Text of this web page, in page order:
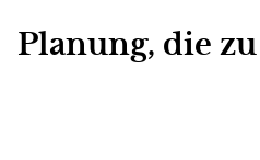
Planung, die